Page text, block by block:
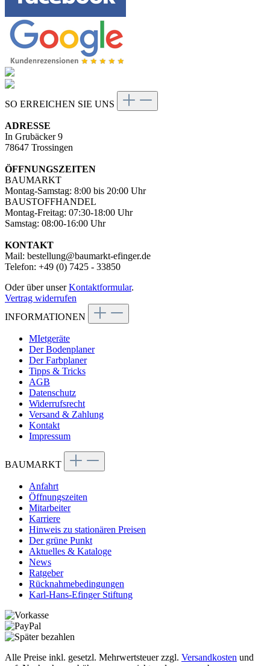
SO ERREICHEN SIE UNS
ADRESSE
In Grubäcker 9
78647 Trossingen
ÖFFNUNGSZEITEN
BAUMARKT
Montag-Samstag: 8:00 bis 20:00 Uhr
BAUSTOFFHANDEL
Montag-Freitag: 07:30-18:00 Uhr
Samstag: 08:00-16:00 Uhr
KONTAKT
Mail: bestellung@baumarkt-efinger.de
Telefon: +49 (0) 7425 - 33850
Oder über unserKontaktformular.
Vertrag widerrufen
INFORMATIONEN
MIetgeräte
Der Bodenplaner
Der Farbplaner
Tipps & Tricks
AGB
Datenschutz
Widerrufsrecht
Versand & Zahlung
Kontakt
Impressum
BAUMARKT
Anfahrt
Öffnungszeiten
Mitarbeiter
Karriere
Hinweis zu stationären Preisen
Der grüne Punkt
Aktuelles & Kataloge
News
Ratgeber
Rücknahmebedingungen
Karl-Hans-Efinger Stiftung
Alle Preise inkl. gesetzl. Mehrwertsteuer zzgl. Versandkosten und